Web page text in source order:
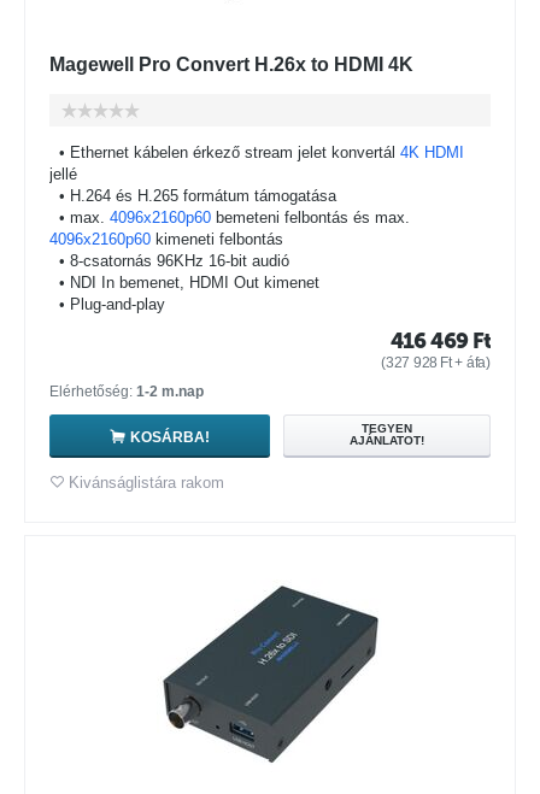
Magewell Pro Convert H.26x to HDMI 4K
• Ethernet kábelen érkező stream jelet konvertál 4K HDMI
jellé
• H.264 és H.265 formátum támogatása
• max. 4096x2160p60 bemeteni felbontás és max.
4096x2160p60 kimeneti felbontás
• 8-csatornás 96KHz 16-bit audió
• NDI In bemenet, HDMI Out kimenet
• Plug-and-play
416 469 Ft
(327 928 Ft+ áfa)
Elérhetőség: 1-2 m.nap
KOSÁRBA!
TEGYEN
AJÁNLATOT!
Kivánságlistára rakom